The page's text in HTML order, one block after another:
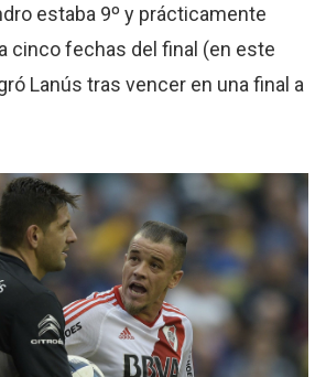
estaba 9º y prácticamente
cinco fechas del final (en este
Lanús tras vencer en una final a